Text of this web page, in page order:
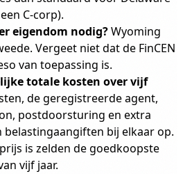
C-corp).
eigendom nodig?Wyoming
Vergeet niet dat de FinCEN
van toepassing is.
totale kosten over vijf
de geregistreerde agent,
postdoorsturing en extra
bij elkaar op.
is zelden de goedkoopste
vijf jaar.